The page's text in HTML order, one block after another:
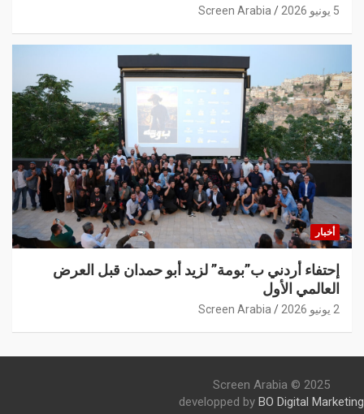
5 يونيو 2026 Screen Arabia
أخبار
إحتفاء أردني ب”بومة” لزيد أبو حمدان قبل العرض
العالمي الأول
2 يونيو 2026 Screen Arabia
Screen Arabia © 2025
developped by BO Digital Marketing